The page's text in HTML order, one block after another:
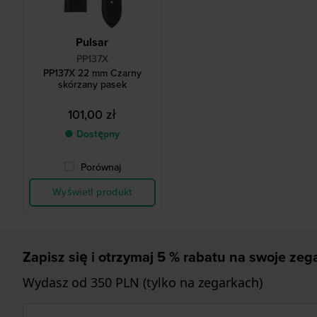
Pulsar
PP137X
PP137X 22 mm Czarny
skórzany pasek
101,00 zł
● Dostępny
Porównaj
Wyświetl produkt
Zapisz się i otrzymaj 5 % rabatu na swoje
Wydasz od 350 PLN (tylko na zegarkach)